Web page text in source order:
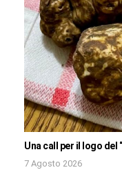
Una call per il logo del
7 Agosto 2026